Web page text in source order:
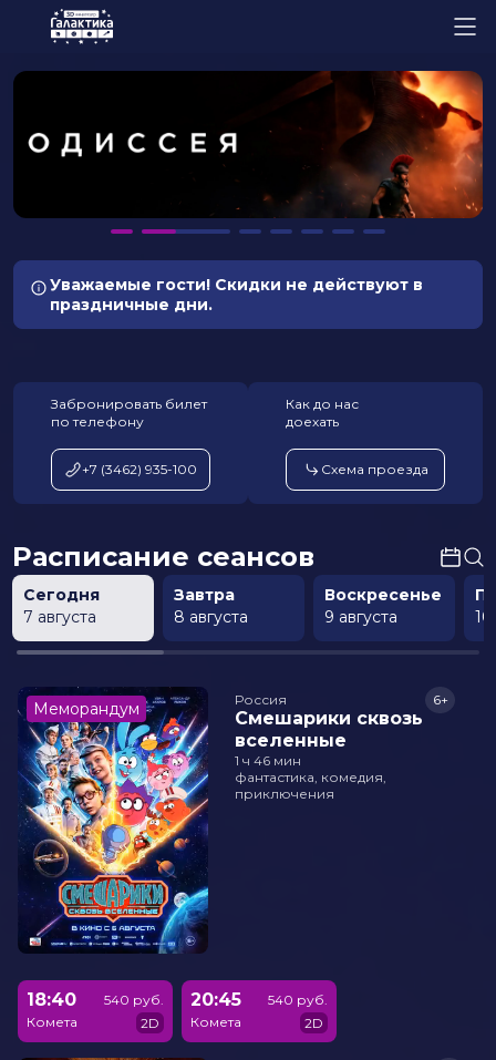
Уважаемые гости! Скидки не действуют в
праздничные дни.
Забронировать билет
по телефону
+7 (3462) 935-100
Как до нас
доехать
Схема проезда
Расписание сеансов
Сегодня
7 августа
Завтра
8 августа
Воскресенье
9 августа
10
Меморандум Россия
Смешарики сквозь
вселенные
6+
1 ч 46 мин
фантастика, комедия,
приключения
18:40
Комета
540 руб.
2D
20:45
Комета
540 руб.
2D